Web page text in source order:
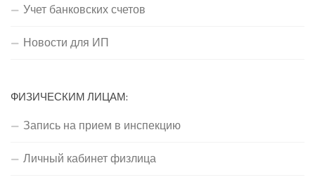
Учет банковских счетов
Новости для ИП
ФИЗИЧЕСКИМ ЛИЦАМ:
Запись на прием в инспекцию
Личный кабинет физлица